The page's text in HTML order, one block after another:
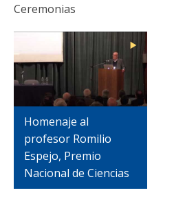
ENGLISH
Estudiantes
Funcionarias/os
ceremonias
Homenaje al
profesor Romilio
Espejo, Premio
Nacional de Ciencias